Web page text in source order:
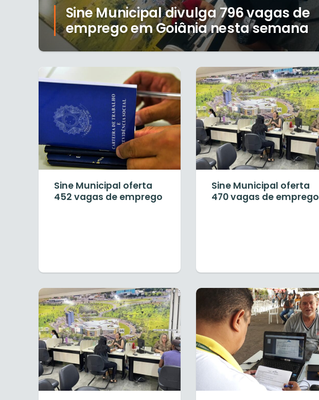
Sine Municipal divulga 796 vagas de
emprego em Goiânia nesta semana
Sine Municipal oferta
452 vagas de emprego
Sine Municipal oferta
470 vagas de emprego